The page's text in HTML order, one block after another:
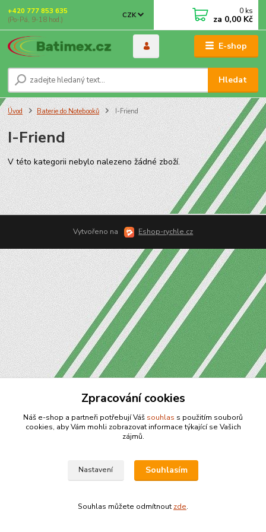
E-shop
CZK
Hledat
+420 777 853 635
(Po-Pá, 9-18 hod.)
0 ks
za 0,00 Kč
Úvod Baterie do Notebooků I-Friend
I-Friend
V této kategorii nebylo nalezeno žádné zboží.
Vytvořeno na Eshop-rychle.cz
Zpracování cookies
Náš e-shop a partneři potřebují Váš souhlas s použitím souborů
cookies, aby Vám mohli zobrazovat informace týkající se Vašich
zájmů.
Nastavení Souhlasím
Souhlas můžete odmítnout zde.